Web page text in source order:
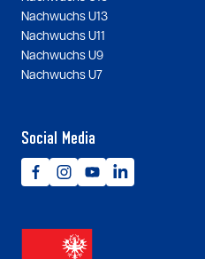
Nachwuchs U13
Nachwuchs U11
Nachwuchs U9
Nachwuchs U7
Social Media